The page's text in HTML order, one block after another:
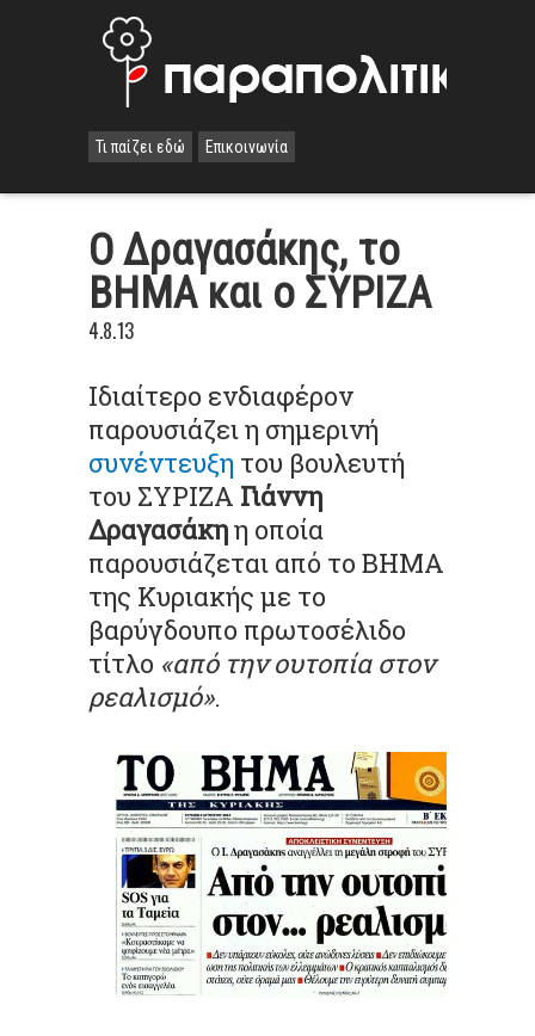
Τι παίζει εδώ Επικοινωνία
Ο Δραγασάκης, το
ΒΗΜΑ και ο ΣΥΡΙΖΑ
4.8.13
Ιδιαίτερο ενδιαφέρον
παρουσιάζει η σημερινή
συνέντευξη του βουλευτή
του ΣΥΡΙΖΑ Γιάννη
Δραγασάκηη οποία
παρουσιάζεται από το ΒΗΜΑ
της Κυριακής με το
βαρύγδουπο πρωτοσέλιδο
τίτλο «από την ουτοπία στον
ρεαλισμό».